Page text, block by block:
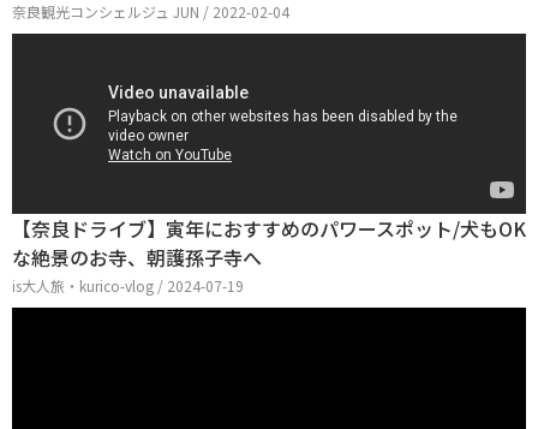
奈良観光コンシェルジュ JUN / 2022-02-04
【奈良ドライブ】寅年におすすめのパワースポット/犬もOK
な絶景のお寺、朝護孫子寺へ
is大人旅・kurico-vlog / 2024-07-19